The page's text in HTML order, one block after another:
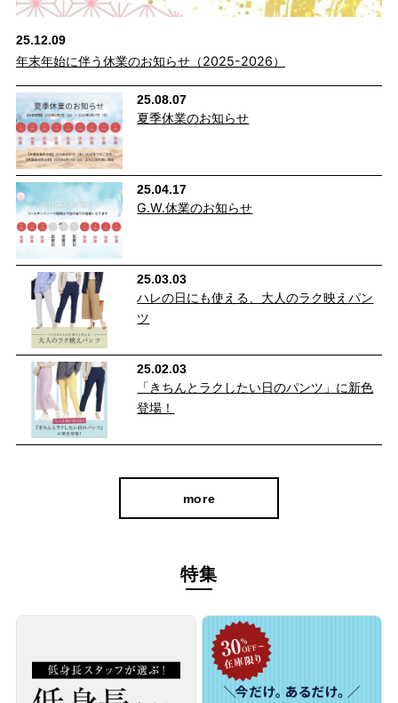
どんなトップスにも合わせやすいシンプルなデザインとカラーの
ストレートパンツで
オンオフ問わず使いやすく、長期間重宝していただける定番アイ
カットソーと合わせるとカジュアルに、ブラウスと合わせるとき
25.12.09
年末年始に伴う休業のお知らせ（2025-2026）
25.08.07
夏季休業のお知らせ
25.04.17
G.W.休業のお知らせ
25.03.03
ハレの日にも使える、大人のラク映えパン
ツ
25.02.03
「きちんとラクしたい日のパンツ」に新色
登場！
more
特集